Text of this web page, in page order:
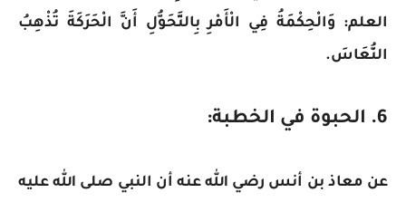
العلم: وَالْحِكْمَةُ فِي الْأَمْرِ بِالتَّحَوُّلِ أَنَّ الْحَرَكَةَ تُذْهِبُ
النُّعَاسَ.
6. الحبوة في الخطبة:
عن معاذ بن أنس رضي الله عنه أن النبي صلى الله عليه